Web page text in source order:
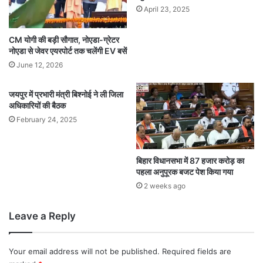
CM योगी की बड़ी सौगात, नोएडा-ग्रेटर
नोएडा से जेवर एयरपोर्ट तक चलेंगी EV बसें
June 12, 2026
April 23, 2025
जयपुर में प्रभारी मंत्री बिश्नोई ने ली जिला
अधिकारियों की बैठक
February 24, 2025
बिहार विधानसभा में 87 हजार करोड़ का
पहला अनुपूरक बजट पेश किया गया
2 weeks ago
Leave a Reply
Your email address will not be published. Required fields are